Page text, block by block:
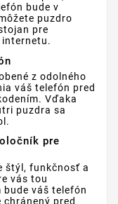
bude v
puzdro
pre
internetu.
z odolného
váš telefón pred
Vďaka
puzdra sa
pre
štýl, funkčnosť a
vás tou
váš telefón
pred